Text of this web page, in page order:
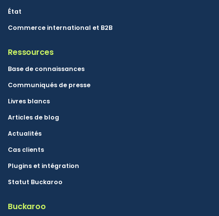
État
Commerce international et B2B
Ressources
Base de connaissances
Communiqués de presse
Livres blancs
Articles de blog
Actualités
Cas clients
Plugins et intégration
Statut Buckaroo
Buckaroo